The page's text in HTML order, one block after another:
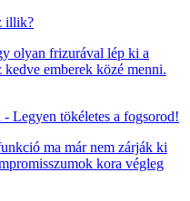
illik?
olyan frizurával lép ki a
emberek közé menni.
Legyen tökéletes a fogsorod!
ma már nem zárják ki
kora végleg